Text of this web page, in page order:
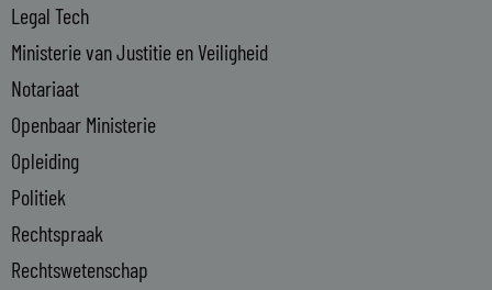
Legal Tech
Ministerie van Justitie en Veiligheid
Notariaat
Openbaar Ministerie
Opleiding
Politiek
Rechtspraak
Rechtswetenschap